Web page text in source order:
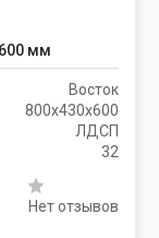
мм
Восток
800х430х600
ЛДСП
32
Нет отзывов